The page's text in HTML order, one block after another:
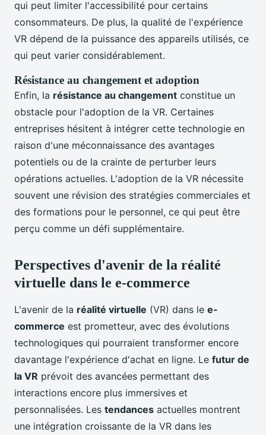
qui peut limiter l'accessibilité pour certains
consommateurs. De plus, la qualité de l'expérience
VR dépend de la puissance des appareils utilisés, ce
qui peut varier considérablement.
Résistance au changement et adoption
Enfin, la résistance au changement constitue un
obstacle pour l'adoption de la VR. Certaines
entreprises hésitent à intégrer cette technologie en
raison d'une méconnaissance des avantages
potentiels ou de la crainte de perturber leurs
opérations actuelles. L'adoption de la VR nécessite
souvent une révision des stratégies commerciales et
des formations pour le personnel, ce qui peut être
perçu comme un défi supplémentaire.
Perspectives d'avenir de la réalité
virtuelle dans le e-commerce
L'avenir de la réalité virtuelle (VR) dans le e-
commerce est prometteur, avec des évolutions
technologiques qui pourraient transformer encore
davantage l'expérience d'achat en ligne. Le futur de
la VR prévoit des avancées permettant des
interactions encore plus immersives et
personnalisées. Les tendances actuelles montrent
une intégration croissante de la VR dans les